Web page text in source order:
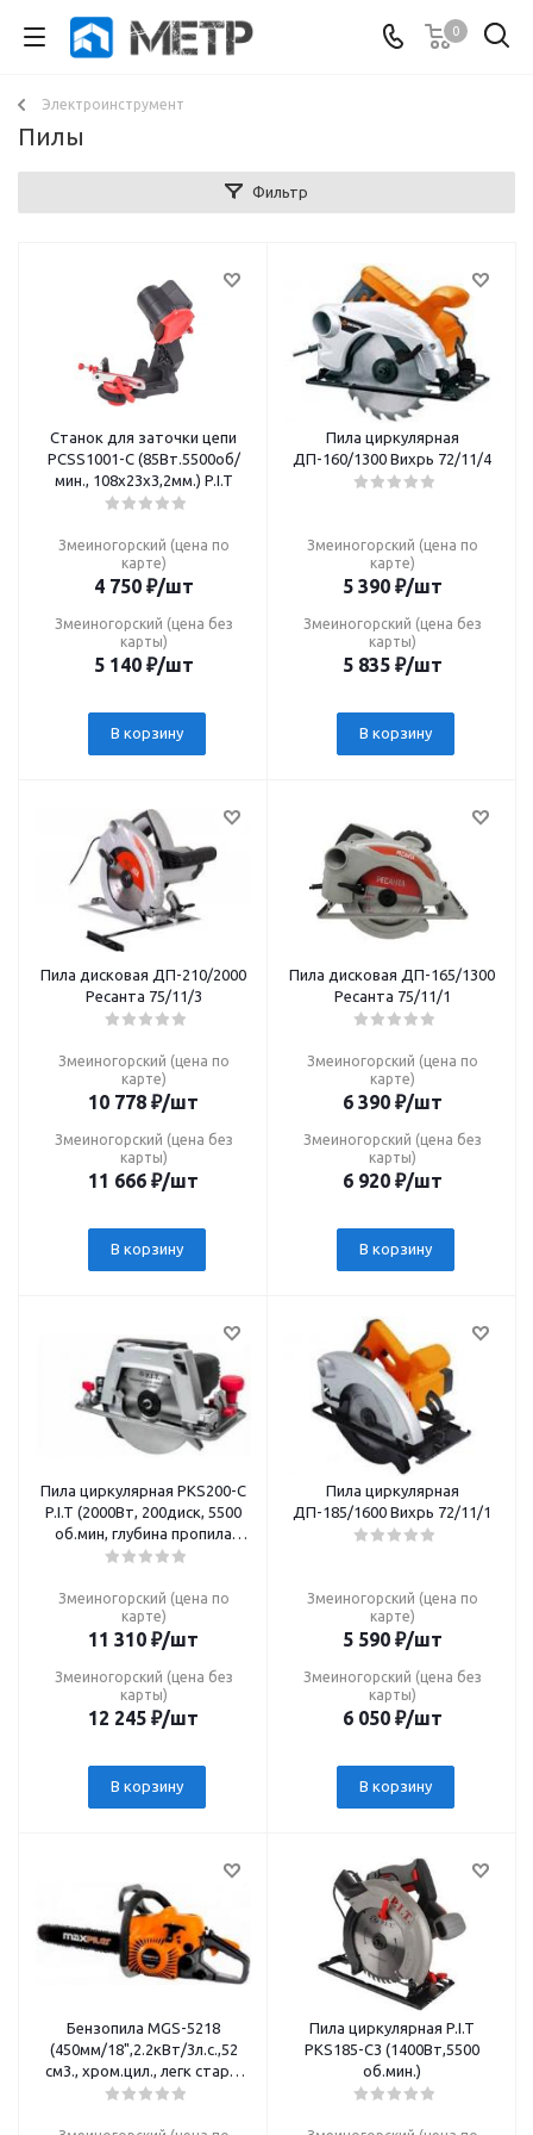
0
Электроинструмент
Пилы
Фильтр
Станок для заточки цепи
PCSS1001-C (85Вт.5500об/
мин., 108х23х3,2мм.) P.I.T
Змеиногорский (цена по
карте)
4 750₽/шт
Змеиногорский (цена без
карты)
5 140₽/шт
В корзину
Пила циркулярная
ДП-160/1300 Вихрь 72/11/4
Змеиногорский (цена по
карте)
5 390₽/шт
Змеиногорский (цена без
карты)
5 835₽/шт
В корзину
Пила дисковая ДП-210/2000
Ресанта 75/11/3
Змеиногорский (цена по
карте)
10 778 ₽/шт
Змеиногорский (цена без
карты)
11 666 ₽/шт
В корзину
Пила дисковая ДП-165/1300
Ресанта 75/11/1
Змеиногорский (цена по
карте)
6 390₽/шт
Змеиногорский (цена без
карты)
6 920₽/шт
В корзину
Пила циркулярная РКS200-С
P.I.T (2000Вт, 200диск, 5500
об.мин, глубина пропила
70мм, стац-е крепл.)
Змеиногорский (цена по
карте)
11 310 ₽/шт
Змеиногорский (цена без
карты)
12 245 ₽/шт
В корзину
Пила циркулярная
ДП-185/1600 Вихрь 72/11/1
Змеиногорский (цена по
карте)
5 590₽/шт
Змеиногорский (цена без
карты)
6 050₽/шт
В корзину
Бензопила MGS-5218
(450мм/18",2.2кВт/3л.с.,52
см3., хром.цил., легк старт,
маслонас.))P.I.T
Пила циркулярная P.I.T
РКS185-C3 (1400Вт,5500
об.мин.)